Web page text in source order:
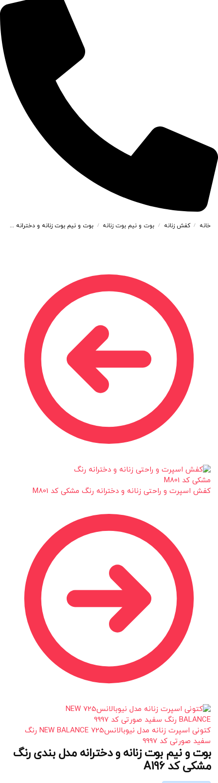
خانه / کفش زنانه / بوت و نیم بوت زنانه / بوت و نیم بوت زنانه و دخترانه مدل بندی رنگ مشکی کد A196
کفش اسپرت و راحتی زنانه و دخترانه رنگ مشکی کد M801
کتونی اسپرت زنانه مدل نیوبالانس725 NEW BALANCE رنگ
سفید صورتی کد 9997
بوت و نیم بوت زنانه و دخترانه مدل بندی رنگ
مشکی کد A196